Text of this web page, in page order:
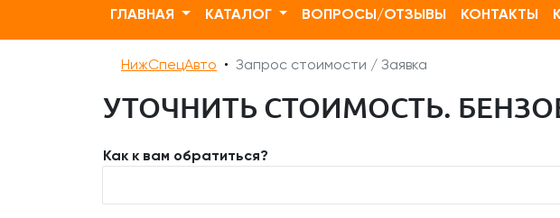
ГЛАВНАЯ КАТАЛОГ ВОПРОСЫ/ОТЗЫВЫ КОНТАКТЫ
НижСпецАвто Запрос стоимости / Заявка
УТОЧНИТЬ СТОИМОСТЬ.
Как к вам обратиться?